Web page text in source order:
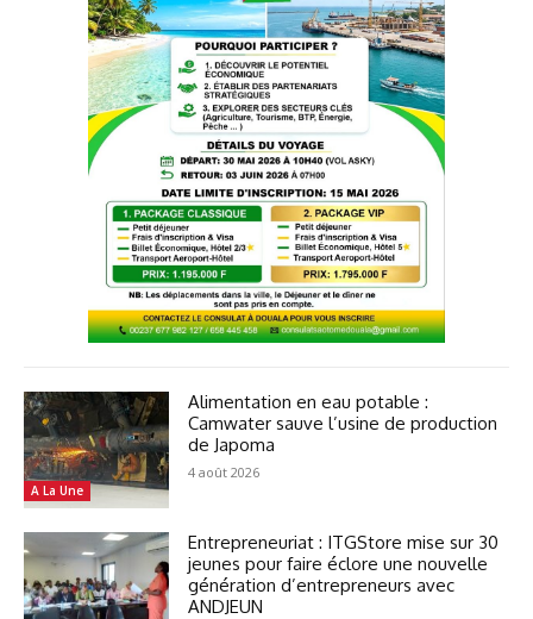
A La Une
Alimentation en eau potable :
Camwater sauve l’usine de production
de Japoma
4 août 2026
Entrepreneuriat : ITGStore mise sur 30
jeunes pour faire éclore une nouvelle
génération d’entrepreneurs avec
ANDJEUN